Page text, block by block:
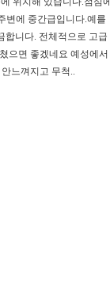
변에 중간급입니다.예를
합니다. 전체적으로 고급
으면 좋겠네요 예성에서
느껴지고 무척..